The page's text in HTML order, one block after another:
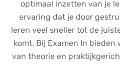
optimaal inzetten van je
ervaring dat je door
leren veel sneller tot de
komt. Bij Examen In bieden
van theorie en